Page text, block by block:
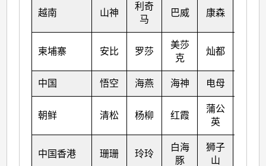
越南 山神
利奇
马
巴威 康森
柬埔寨 安比 罗莎
美莎
克
灿都
中国 悟空 海燕 海神 电母
朝鲜 清松 杨柳 红霞
蒲公
英
中国香港 珊珊 玲玲
白海
豚
狮子
山